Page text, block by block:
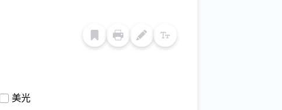
美光